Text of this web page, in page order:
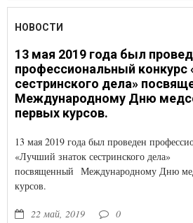
НОВОСТИ
13 мая 2019 года был
профессиональный конкурс
сестринского дела»
Международному Дню
первых курсов.
13 мая 2019 года был проведен
«Лучший знаток сестринского дела»
посвященный Международному Дню
курсов.
22 май, 2019 0